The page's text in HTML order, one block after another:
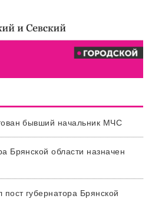
бывший начальник МЧС
Брянской области назначен
пост губернатора Брянской